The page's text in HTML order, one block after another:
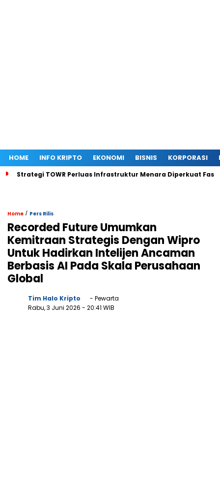
HOME INFO KRIPTO EKONOMI BISNIS KORPORASI
Strategi TOWR Perluas Infrastruktur Menara Diperkuat
Home / Pers Rilis
Recorded Future Umumkan
Kemitraan Strategis Dengan Wipro
Untuk Hadirkan Intelijen Ancaman
Berbasis AI Pada Skala Perusahaan
Global
Tim Halo Kripto
- Pewarta
Rabu, 3 Juni 2026 - 20:41 WIB